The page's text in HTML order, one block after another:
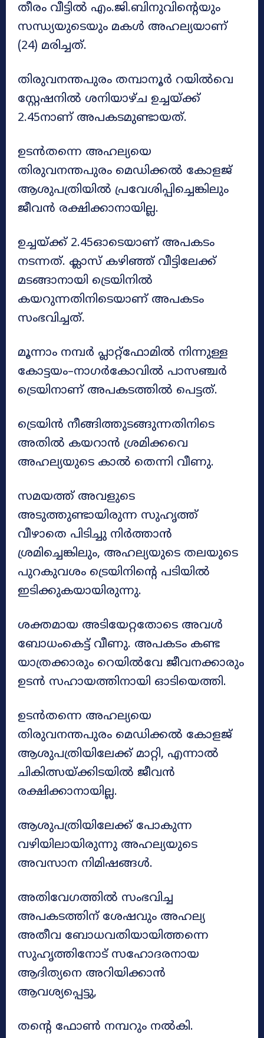
തീരം വീട്ടിൽ എം.ജി.ബിനുവിന്റെയും
സന്ധ്യയുടെയും മകൾ അഹല്യയാണ്
(24) മരിച്ചത്.
തിരുവനന്തപുരം തമ്പാനൂർ റയിൽവെ
സ്റ്റേഷനിൽ ശനിയാഴ്ച ഉച്ചയ്ക്ക്
2.45നാണ് അപകടമുണ്ടായത്.
ഉടൻതന്നെ അഹല്യയെ
തിരുവനന്തപുരം മെഡിക്കൽ കോളജ്
ആശുപത്രിയിൽ പ്രവേശിപ്പിച്ചെങ്കിലും
ജീവൻ രക്ഷിക്കാനായില്ല.
ഉച്ചയ്ക്ക് 2.45ഓടെയാണ് അപകടം
നടന്നത്. ക്ലാസ് കഴിഞ്ഞ് വീട്ടിലേക്ക്
മടങ്ങാനായി ട്രെയിനിൽ
കയറുന്നതിനിടെയാണ് അപകടം
സംഭവിച്ചത്.
മൂന്നാം നമ്പർ പ്ലാറ്റ്ഫോമിൽ നിന്നുള്ള
കോട്ടയം–നാഗർകോവിൽ പാസഞ്ചർ
ട്രെയിനാണ് അപകടത്തിൽ പെട്ടത്.
ട്രെയിൻ നീങ്ങിത്തുടങ്ങുന്നതിനിടെ
അതിൽ കയറാൻ ശ്രമിക്കവെ
അഹല്യയുടെ കാൽ തെന്നി വീണു.
സമയത്ത് അവളുടെ
അടുത്തുണ്ടായിരുന്ന സുഹൃത്ത്
വീഴാതെ പിടിച്ചു നിർത്താൻ
ശ്രമിച്ചെങ്കിലും, അഹല്യയുടെ തലയുടെ
പുറകുവശം ട്രെയിനിന്റെ പടിയിൽ
ഇടിക്കുകയായിരുന്നു.
ശക്തമായ അടിയേറ്റതോടെ അവൾ
ബോധംകെട്ട് വീണു. അപകടം കണ്ട
യാത്രക്കാരും റെയിൽവേ ജീവനക്കാരും
ഉടൻ സഹായത്തിനായി ഓടിയെത്തി.
ഉടൻതന്നെ അഹല്യയെ
തിരുവനന്തപുരം മെഡിക്കൽ കോളജ്
ആശുപത്രിയിലേക്ക് മാറ്റി, എന്നാൽ
ചികിത്സയ്ക്കിടയിൽ ജീവൻ
രക്ഷിക്കാനായില്ല.
ആശുപത്രിയിലേക്ക് പോകുന്ന
വഴിയിലായിരുന്നു അഹല്യയുടെ
അവസാന നിമിഷങ്ങൾ.
അതിവേഗത്തിൽ സംഭവിച്ച
അപകടത്തിന് ശേഷവും അഹല്യ
അതീവ ബോധവതിയായിത്തന്നെ
സുഹൃത്തിനോട് സഹോദരനായ
ആദിത്യനെ അറിയിക്കാൻ
ആവശ്യപ്പെട്ടു,
തന്റെ ഫോൺ നമ്പറും നൽകി.